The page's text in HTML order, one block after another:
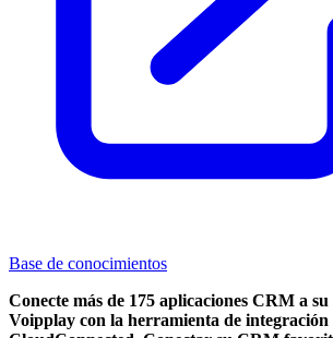
Base de conocimientos
Conecte más de 175 aplicaciones CRM a su
Voipplay con la herramienta de integración